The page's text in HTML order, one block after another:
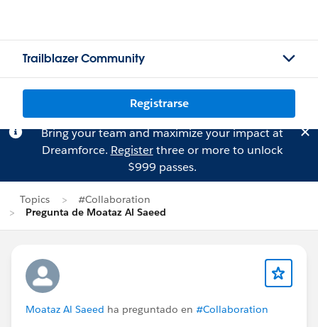
Trailblazer Community
Registrarse
Bring your team and maximize your impact at
Dreamforce. Registerthree or more to unlock
$999 passes.
Topics
#Collaboration
Pregunta de Moataz Al Saeed
Moataz Al Saeed ha preguntado en #Collaboration